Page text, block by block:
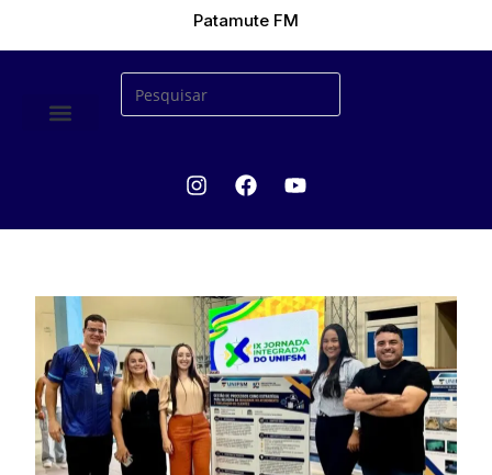
Patamute FM